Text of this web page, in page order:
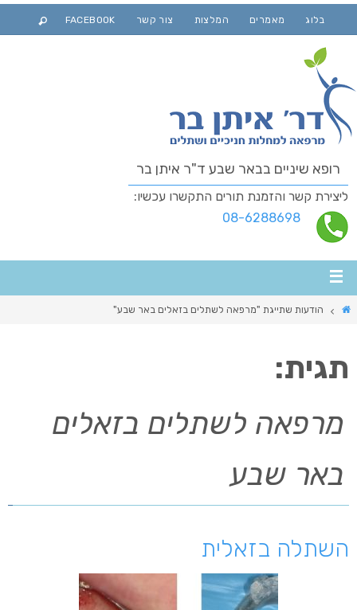
בלוג מאמרים המלצות צור קשר FACEBOOK
רופא שיניים בבאר שבע ד"ר איתן בר
ליצירת קשר והזמנת תורים התקשרו עכשיו:
08-6288698
הודעות שתייגת "מרפאה לשתלים בזאלים באר שבע"
תגית:
מרפאה לשתלים בזאלים
באר שבע
השתלה בזאלית